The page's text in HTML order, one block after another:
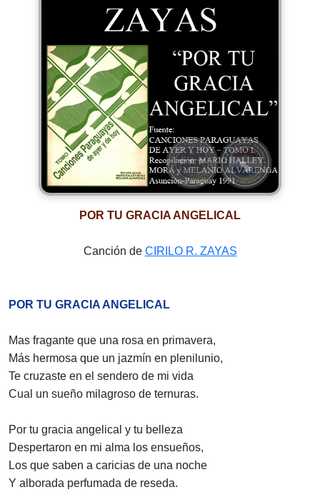
POR TU GRACIA ANGELICAL
Canción de CIRILO R. ZAYAS
POR TU GRACIA ANGELICAL
Mas fragante que una rosa en primavera,
Más hermosa que un jazmín en plenilunio,
Te cruzaste en el sendero de mi vida
Cual un sueño milagroso de ternuras.
Por tu gracia angelical y tu belleza
Despertaron en mi alma los ensueños,
Los que saben a caricias de una noche
Y alborada perfumada de reseda.